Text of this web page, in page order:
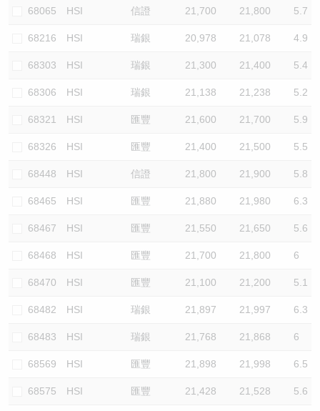
68065 HSI 信證 21,700 21,800 5.7
68216 HSI 瑞銀 20,978 21,078 4.9
68303 HSI 瑞銀 21,300 21,400 5.4
68306 HSI 瑞銀 21,138 21,238 5.2
68321 HSI 匯豐 21,600 21,700 5.9
68326 HSI 匯豐 21,400 21,500 5.5
68448 HSI 信證 21,800 21,900 5.8
68465 HSI 匯豐 21,880 21,980 6.3
68467 HSI 匯豐 21,550 21,650 5.6
68468 HSI 匯豐 21,700 21,800 6
68470 HSI 匯豐 21,100 21,200 5.1
68482 HSI 瑞銀 21,897 21,997 6.3
68483 HSI 瑞銀 21,768 21,868 6
68569 HSI 匯豐 21,898 21,998 6.5
68575 HSI 匯豐 21,428 21,528 5.6